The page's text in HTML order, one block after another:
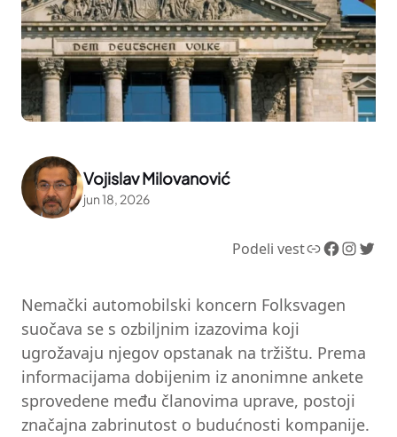
Vojislav Milovanović
jun 18, 2026
Podeli vestLink Facebook InstagramTwitter
Nemački automobilski koncern Folksvagen
suočava se s ozbiljnim izazovima koji
ugrožavaju njegov opstanak na tržištu. Prema
informacijama dobijenim iz anonimne ankete
sprovedene među članovima uprave, postoji
značajna zabrinutost o budućnosti kompanije.